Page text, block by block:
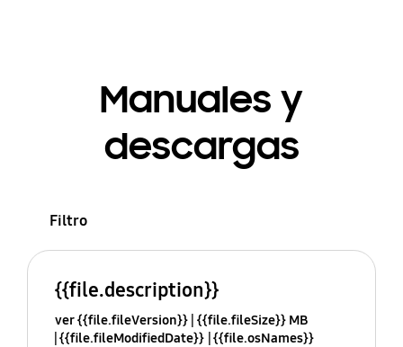
Manuales y
descargas
Filtro
{{file.description}}
ver {{file.fileVersion}} {{file.fileSize}} MB
{{file.fileModifiedDate}} {{file.osNames}}